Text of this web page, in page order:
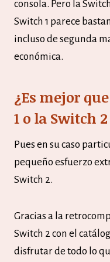
consola. Pero la
Switch 1 parece
incluso de segunda
económica.
¿Es mejor
1 o la Switch
Pues en su caso
pequeño esfuerzo
Switch 2.
Gracias a la
Switch 2 con el
disfrutar de todo lo